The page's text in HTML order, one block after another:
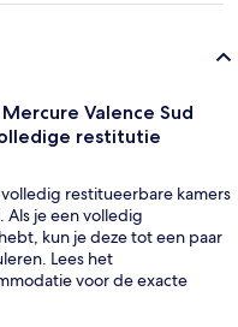
Valence Sud
restitutie
restitueerbare kamers
Als je een volledig
kun je deze tot een paar
Lees het
voor de exacte